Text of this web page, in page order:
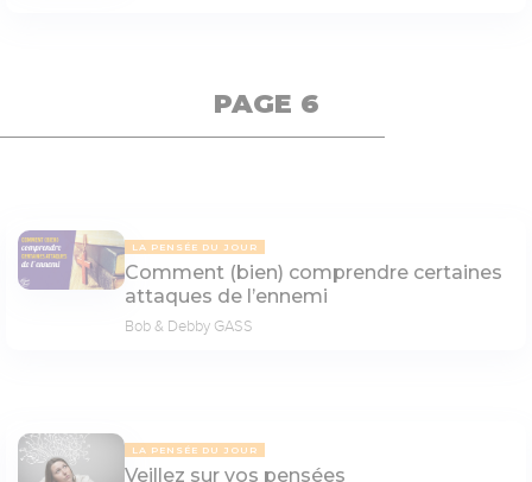
PAGE 6
LA PENSÉE DU JOUR
Comment (bien) comprendre certaines
attaques de l’ennemi
Bob & Debby GASS
LA PENSÉE DU JOUR
Veillez sur vos pensées